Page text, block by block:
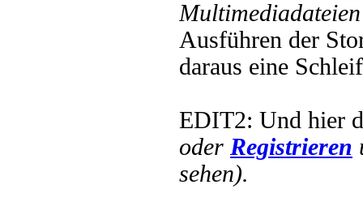
Ausführen der
daraus eine
EDIT2: Und hier
oder Registrieren
sehen).